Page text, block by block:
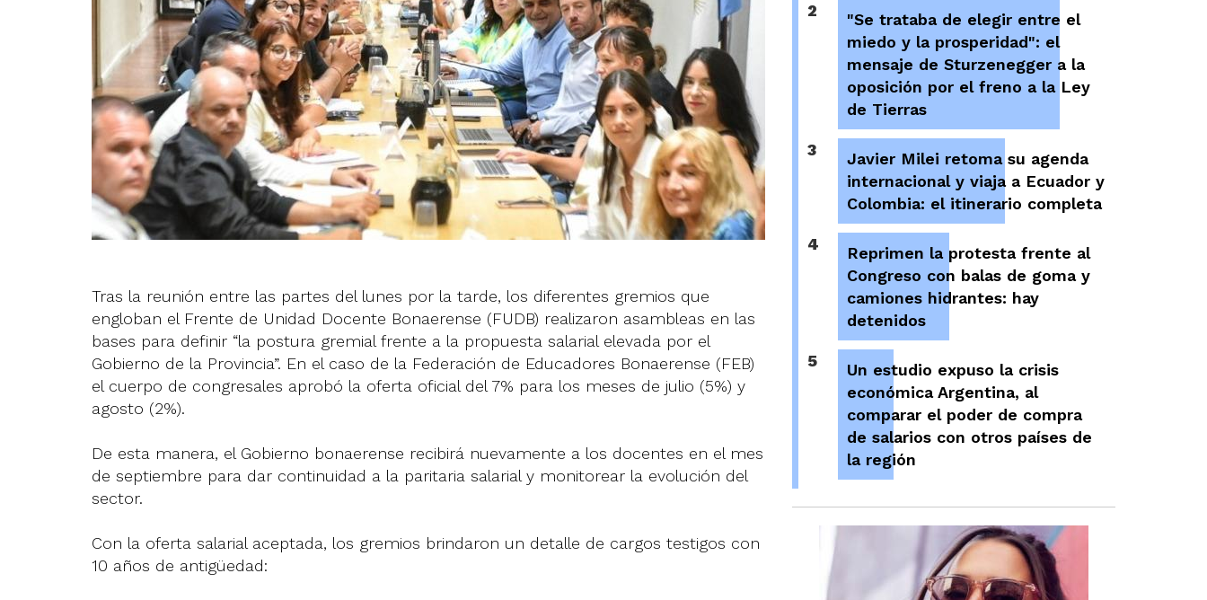
Tras la reunión entre las partes del lunes por la tarde, los diferentes gremios que
engloban el Frente de Unidad Docente Bonaerense (FUDB) realizaron asambleas en las
bases para definir “la postura gremial frente a la propuesta salarial elevada por el
Gobierno de la Provincia”. En el caso de la Federación de Educadores Bonaerense (FEB)
el cuerpo de congresales aprobó la oferta oficial del 7% para los meses de julio (5%) y
agosto (2%).
De esta manera, el Gobierno bonaerense recibirá nuevamente a los docentes en el mes
de septiembre para dar continuidad a la paritaria salarial y monitorear la evolución del
sector.
Con la oferta salarial aceptada, los gremios brindaron un detalle de cargos testigos con
10 años de antigüedad:
2
"Se trataba de elegir entre el
miedo y la prosperidad": el
mensaje de Sturzenegger a la
oposición por el freno a la Ley
de Tierras
3
Javier Milei retoma su agenda
internacional y viaja a Ecuador y
Colombia: el itinerario completa
4
Reprimen la protesta frente al
Congreso con balas de goma y
camiones hidrantes: hay
detenidos
5
Un estudio expuso la crisis
económica Argentina, al
comparar el poder de compra
de salarios con otros países de
la región